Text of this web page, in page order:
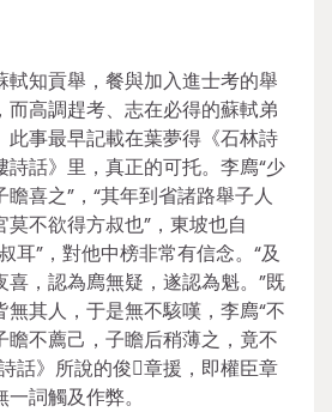
軾知貢舉，餐與加入進士考的舉
而高調趕考、志在必得的蘇軾弟
此事最早記載在葉夢得《石林詩
話》里，真正的可托。李廌“少
喜之”，“其年到省諸路舉子人
不欲得方叔也”，東坡也自
耳”，對他中榜非常有信念。“及
，認為廌無疑，遂認為魁。”既
其人，于是無不駭嘆，李廌“不
瞻不薦己，子瞻后稍薄之，竟不
話》所說的俊章援，即權臣章
詞觸及作弊。